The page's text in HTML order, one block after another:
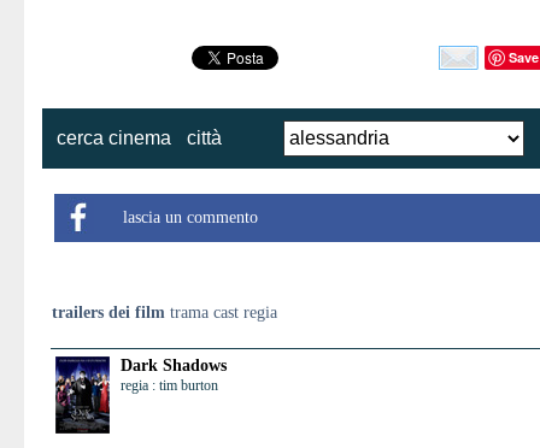
Save
cerca cinema città
lascia un commento
trailers dei film trama cast regia
Dark Shadows
regia : tim burton